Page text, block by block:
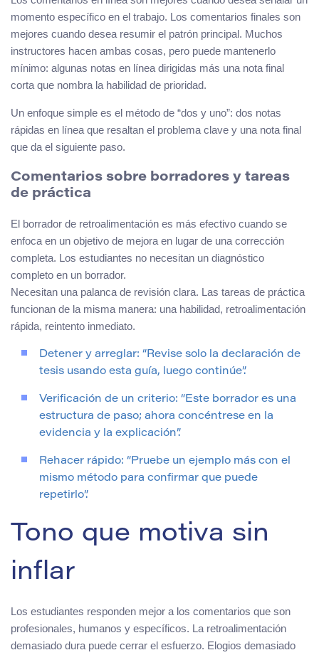
momento específico en el trabajo. Los comentarios finales son
mejores cuando desea resumir el patrón principal. Muchos
instructores hacen ambas cosas, pero puede mantenerlo
mínimo: algunas notas en línea dirigidas más una nota final
corta que nombra la habilidad de prioridad.
Un enfoque simple es el método de “dos y uno”: dos notas
rápidas en línea que resaltan el problema clave y una nota final
que da el siguiente paso.
Comentarios sobre borradores y tareas
de práctica
El borrador de retroalimentación es más efectivo cuando se
enfoca en un objetivo de mejora en lugar de una corrección
completa. Los estudiantes no necesitan un diagnóstico
completo en un borrador.
Necesitan una palanca de revisión clara. Las tareas de práctica
funcionan de la misma manera: una habilidad, retroalimentación
rápida, reintento inmediato.
Detener y arreglar: “Revise solo la declaración de
tesis usando esta guía, luego continúe”.
Verificación de un criterio: “Este borrador es una
estructura de paso; ahora concéntrese en la
evidencia y la explicación”.
Rehacer rápido: “Pruebe un ejemplo más con el
mismo método para confirmar que puede
repetirlo”.
Tono que motiva sin
inflar
Los estudiantes responden mejor a los comentarios que son
profesionales, humanos y específicos. La retroalimentación
demasiado dura puede cerrar el esfuerzo. Elogios demasiado